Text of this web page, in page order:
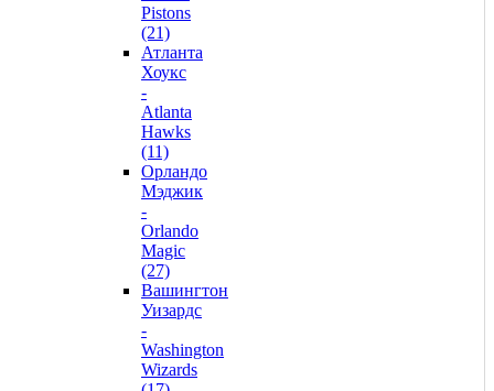
Pistons
(21)
Атланта
Хоукс
-
Atlanta
Hawks
(11)
Орландо
Мэджик
-
Orlando
Magic
(27)
Вашингтон
Уизардс
-
Washington
Wizards